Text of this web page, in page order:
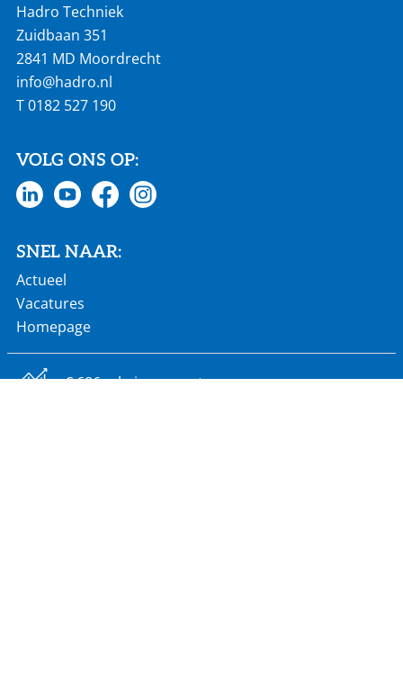
Hadro Techniek
Zuidbaan 351
2841 MD Moordrecht
info@hadro.nl
T0182 527 190
VOLG ONS OP:
SNEL NAAR:
Actueel
Vacatures
Homepage
€ 686 mln jaaromzet